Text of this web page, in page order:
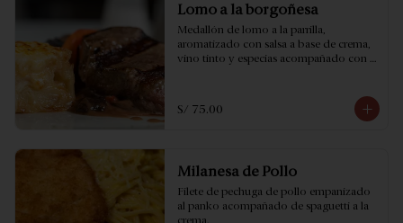
Lomo a la borgoñesa
Medallón de lomo a la parrilla,
aromatizado con salsa a base de crema,
vino tinto y especias acompañado con
S/ 75.00
Milanesa de Pollo
Filete de pechuga de pollo empanizado
al panko acompañado de spaguetti a la